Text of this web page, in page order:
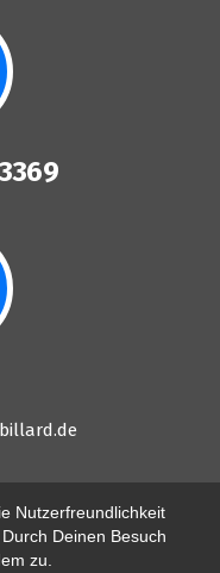
Nutzerfreundlichkeit
Deinen Besuch
zu.